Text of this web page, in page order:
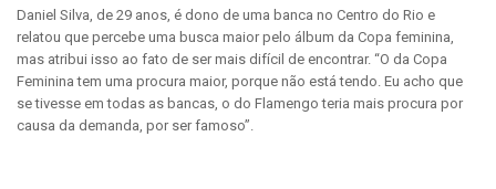
Daniel Silva, de 29 anos, é dono de uma banca no Centro do Rio e
relatou que percebe uma busca maior pelo álbum da Copa feminina,
mas atribui isso ao fato de ser mais difícil de encontrar. “O da Copa
Feminina tem uma procura maior, porque não está tendo. Eu acho que
se tivesse em todas as bancas, o do Flamengo teria mais procura por
causa da demanda, por ser famoso”.